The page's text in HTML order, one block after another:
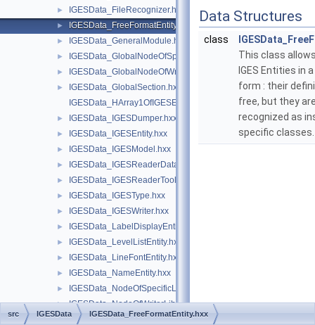
► IGESData_FileRecognizer.hxx
► IGESData_FreeFormatEntity.hxx
► IGESData_GeneralModule.hxx
► IGESData_GlobalNodeOfSpecificLib.hxx
► IGESData_GlobalNodeOfWriterLib.hxx
►
IGESData_GlobalSection.hxx
IGESData_HArray1OfIGESEntity.hxx
► IGESData_IGESDumper.hxx
► IGESData_IGESEntity.hxx
► IGESData_IGESModel.hxx
► IGESData_IGESReaderData.hxx
► IGESData_IGESReaderTool.hxx
► IGESData_IGESType.hxx
► IGESData_IGESWriter.hxx
► IGESData_LabelDisplayEntity.hxx
► IGESData_LevelListEntity.hxx
► IGESData_LineFontEntity.hxx
► IGESData_NameEntity.hxx
► IGESData_NodeOfSpecificLib.hxx
► IGESData_NodeOfWriterLib.hxx
► IGESData_ParamCursor.hxx
Data Structures
class
This class
IGES Entities in
form : their
free, but they
recognized as
specific
src IGESData IGESData_FreeFormatEntity.hxx